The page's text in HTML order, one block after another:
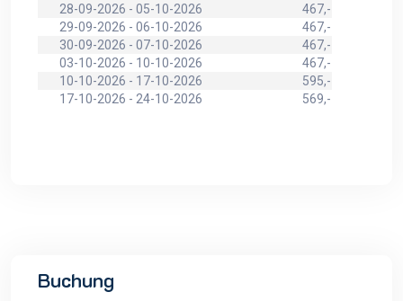
28-09-2026 - 05-10-2026
467,-
29-09-2026 - 06-10-2026
467,-
30-09-2026 - 07-10-2026
467,-
03-10-2026 - 10-10-2026
467,-
10-10-2026 - 17-10-2026
595,-
17-10-2026 - 24-10-2026
569,-
Buchung